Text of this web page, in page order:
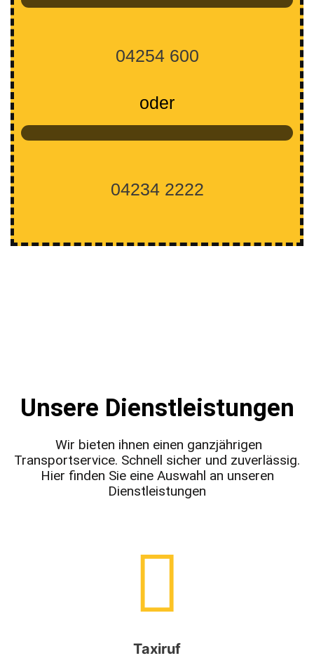
04254 600
oder
04234 2222
Unsere Dienstleistungen
Wir bieten ihnen einen ganzjährigen
Transportservice. Schnell sicher und zuverlässig.
Hier finden Sie eine Auswahl an unseren
Dienstleistungen
Taxiruf